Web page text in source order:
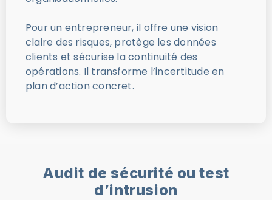
Pour un entrepreneur, il offre une vision
claire des risques, protège les données
clients et sécurise la continuité des
opérations. Il transforme l’incertitude en
plan d’action concret.
Audit de sécurité ou test
d’intrusion